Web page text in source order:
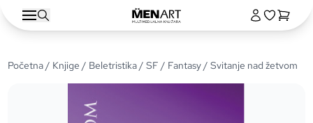
Početna/ Knjige / Beletristika/SF / Fantasy/ Svitanje nad žetvom